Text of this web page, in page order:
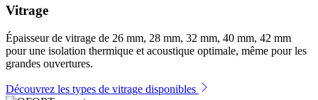
Vitrage
Épaisseur de vitrage de 26 mm, 28 mm, 32 mm, 40 mm, 42 mm
pour une isolation thermique et acoustique optimale, même pour les
grandes ouvertures.
Découvrez les types de vitrage disponibles